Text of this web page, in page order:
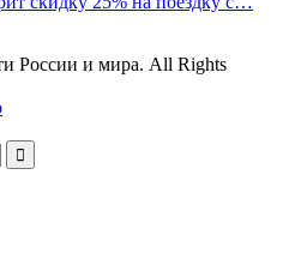
России и мира. All Rights